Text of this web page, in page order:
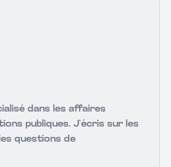
dans les affaires
publiques. J’écris sur les
questions de